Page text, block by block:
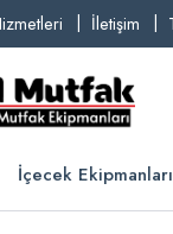
İletişim
İçecek Ekipmanları